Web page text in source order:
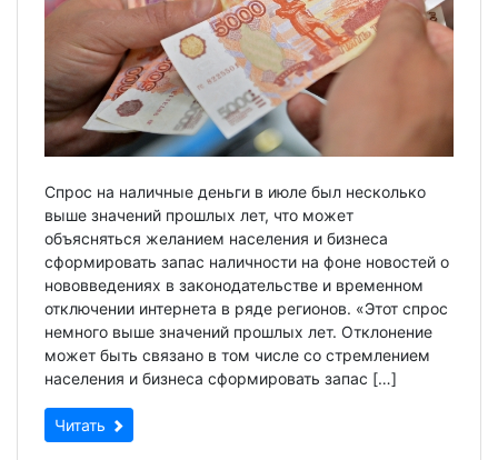
Спрос на наличные деньги в июле был несколько
выше значений прошлых лет, что может
объясняться желанием населения и бизнеса
сформировать запас наличности на фоне новостей о
нововведениях в законодательстве и временном
отключении интернета в ряде регионов. «Этот спрос
немного выше значений прошлых лет. Отклонение
может быть связано в том числе со стремлением
населения и бизнеса сформировать запас […]
Читать